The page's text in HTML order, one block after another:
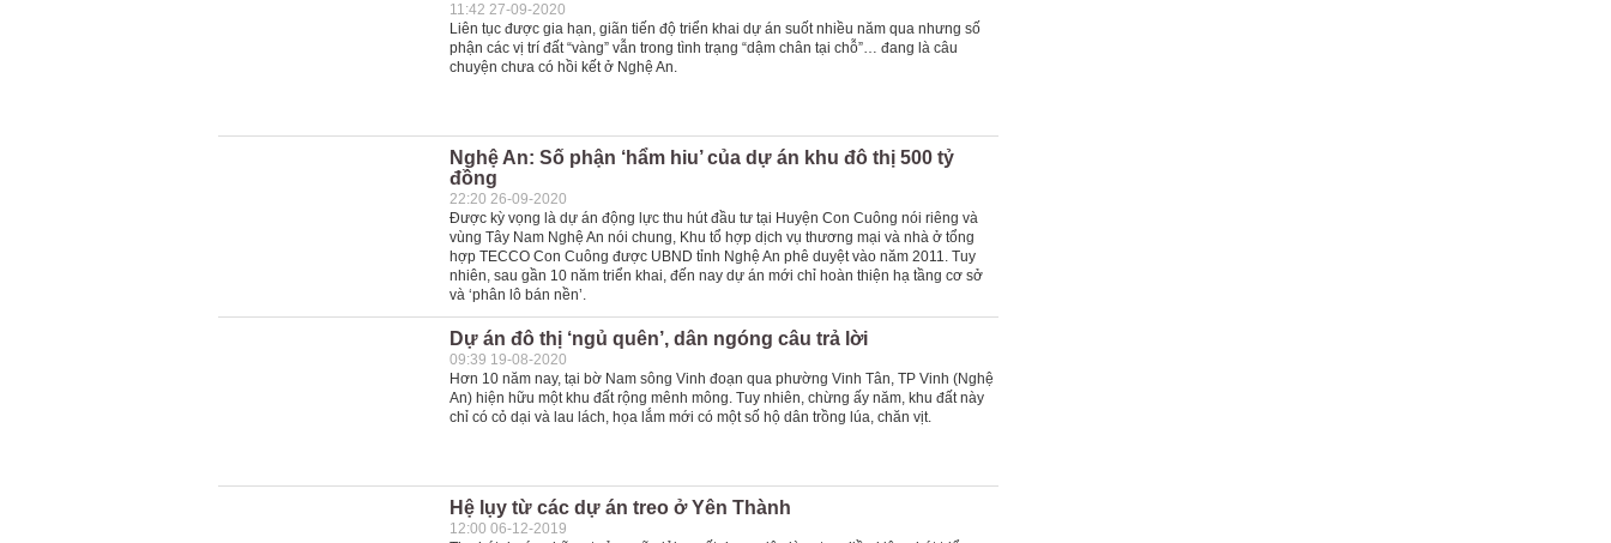
11:42 27-09-2020
Liên tục được gia hạn, giãn tiến độ triển khai dự án suốt nhiều năm qua nhưng số
phận các vị trí đất “vàng” vẫn trong tình trạng “dậm chân tại chỗ”… đang là câu
chuyện chưa có hồi kết ở Nghệ An.
Nghệ An: Số phận ‘hẩm hiu’ của dự án khu đô thị 500 tỷ
đồng
22:20 26-09-2020
Được kỳ vọng là dự án động lực thu hút đầu tư tại Huyện Con Cuông nói riêng và
vùng Tây Nam Nghệ An nói chung, Khu tổ hợp dịch vụ thương mại và nhà ở tổng
hợp TECCO Con Cuông được UBND tỉnh Nghệ An phê duyệt vào năm 2011. Tuy
nhiên, sau gần 10 năm triển khai, đến nay dự án mới chỉ hoàn thiện hạ tầng cơ sở
và ‘phân lô bán nền’.
Dự án đô thị ‘ngủ quên’, dân ngóng câu trả lời
09:39 19-08-2020
Hơn 10 năm nay, tại bờ Nam sông Vinh đoạn qua phường Vinh Tân, TP Vinh (Nghệ
An) hiện hữu một khu đất rộng mênh mông. Tuy nhiên, chừng ấy năm, khu đất này
chỉ có cỏ dại và lau lách, họa lắm mới có một số hộ dân trồng lúa, chăn vịt.
Hệ lụy từ các dự án treo ở Yên Thành
12:00 06-12-2019